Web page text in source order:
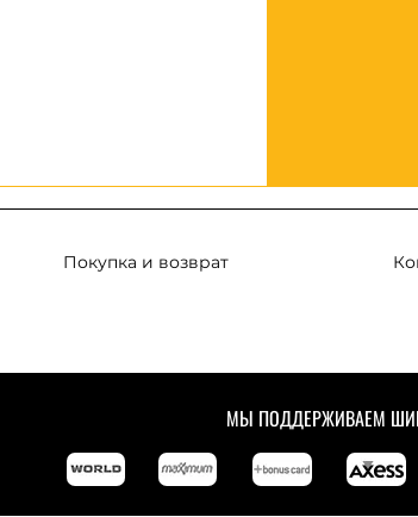
Покупка и возврат
МЫ ПОДДЕРЖИВАЕМ